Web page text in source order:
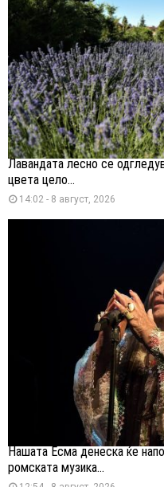
Лавандата лесно се
цвета цело...
14:02 - 8 август, 2026
Нашата Есма денеска ќе
ромската музика...